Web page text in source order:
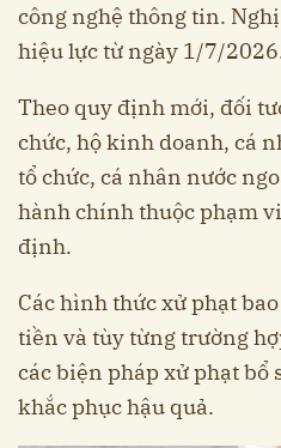
công nghệ thông tin.
hiệu lực từ ngày 1/7/
Theo quy định mới, đối
chức, hộ kinh doanh, cá
tổ chức, cá nhân nước
hành chính thuộc phạm
định.
Các hình thức xử phạt
tiền và tùy từng trường
các biện pháp xử phạt bổ
khắc phục hậu quả.